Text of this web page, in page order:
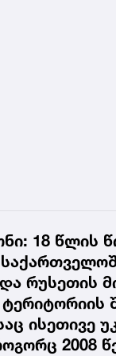
18 წლის
რუსეთის
ისეთივე
2008